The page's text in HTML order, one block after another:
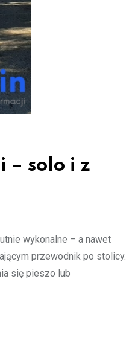
– solo i z
wykonalne – a nawet
przewodnik po stolicy.
się pieszo lub